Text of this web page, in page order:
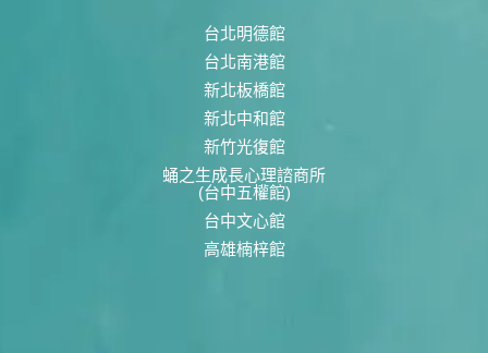
台北明德館
台北南港館
新北板橋館
新北中和館
新竹光復館
蛹之生成長心理諮商所
(台中五權館)
台中文心館
高雄楠梓館